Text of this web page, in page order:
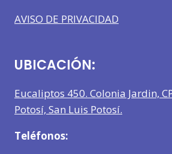
AVISO DE PRIVACIDAD
UBICACIÓN:
Eucaliptos 450. Colonia Jardin,
Potosí, San Luis Potosí.
Teléfonos: